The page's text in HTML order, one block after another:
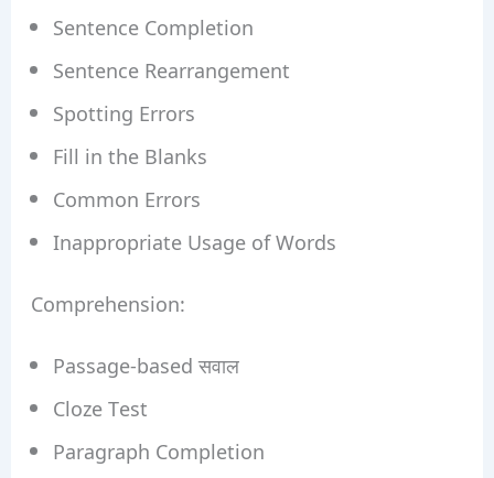
Sentence Completion
Sentence Rearrangement
Spotting Errors
Fill in the Blanks
Common Errors
Inappropriate Usage of Words
Comprehension:
Passage-based सवाल
Cloze Test
Paragraph Completion